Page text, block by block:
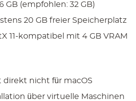
GB (empfohlen: 32 GB)
20 GB freier Speicherplatz
11-kompatibel mit 4 GB VRAM
direkt nicht für macOS
über virtuelle Maschinen